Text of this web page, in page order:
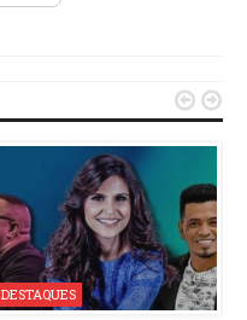
DESTAQUES
 